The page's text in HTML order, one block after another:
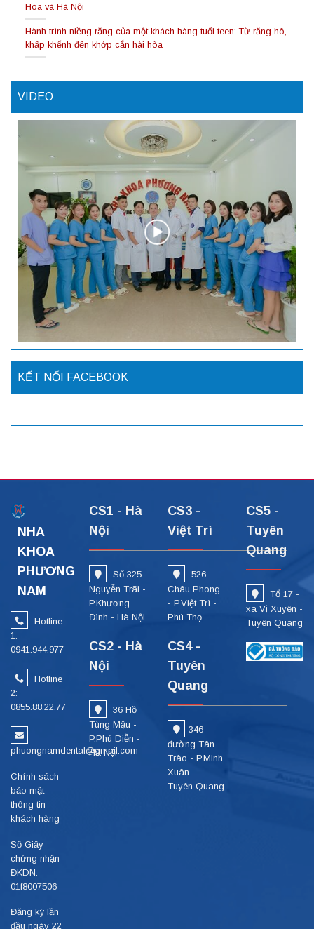
Hóa và Hà Nội
Hành trình niềng răng của một khách hàng tuổi teen: Từ răng hô,
khấp khểnh đến khớp cắn hài hòa
VIDEO
KẾT NỐI FACEBOOK
NHA
KHOA
PHƯƠNG
NAM
Hotline
1:
0941.944.977
Hotline
2:
0855.88.22.77
phuongnamdental@gmail.com
Chính sách
bảo mật
thông tin
khách hàng
Số Giấy
chứng nhận
ĐKDN:
01f8007506
Đăng ký lần
đầu ngày 22
CS1 - Hà
Nội
Số 325
Nguyễn Trãi -
P.Khương
Đình - Hà Nội
CS2 - Hà
Nội
36 Hồ
Tùng Mậu -
P.Phú Diễn -
Hà Nội
CS3 -
Việt Trì
526
Châu Phong
- P.Việt Trì -
Phú Thọ
CS4 -
Tuyên
Quang
346
đường Tân
Trào - P.Minh
Xuân -
Tuyên Quang
CS5 -
Tuyên
Quang
Tổ 17 -
xã Vị Xuyên -
Tuyên Quang